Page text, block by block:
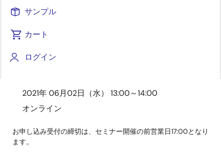
サンプル
カート
ログイン
費用 （無料） 対象製品 RZファミリ（RZ/A）
お申し込みはこちら
2021年 06月02日（水） 13:00～14:00
オンライン
お申し込み受付の締切は、セミナー開催の前営業日17:00となり
ます。